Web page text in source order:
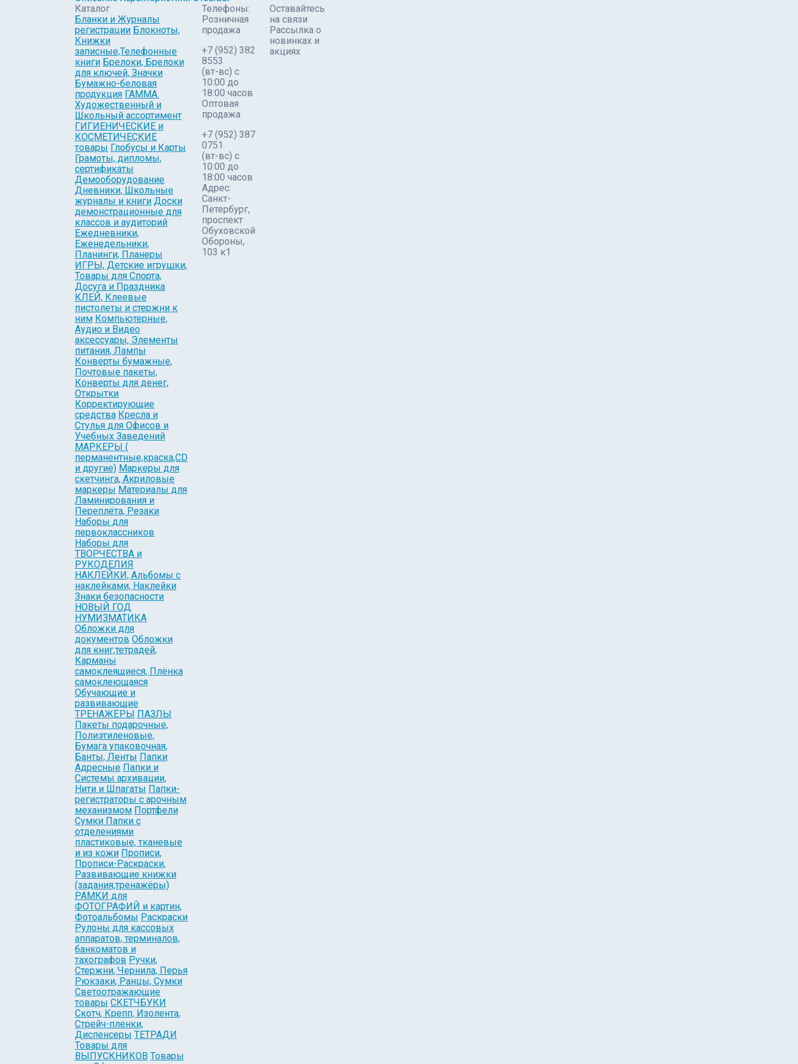
Каталог
Бланки и Журналы
регистрации Блокноты,
Книжки
записные,Телефонные
книги Брелоки, Брелоки
для ключей, Значки
Бумажно-беловая
продукция ГАММА.
Художественный и
Школьный ассортимент
ГИГИЕНИЧЕСКИЕ и
КОСМЕТИЧЕСКИЕ
товары Глобусы и Карты
Грамоты, дипломы,
сертификаты
Демооборудование
Дневники, Школьные
журналы и книги Доски
демонстрационные для
классов и аудиторий
Ежедневники,
Еженедельники,
Планинги, Планеры
ИГРЫ, Детские игрушки,
Товары для Спорта,
Досуга и Праздника
КЛЕЙ, Клеевые
пистолеты и стержни к
ним Компьютерные,
Аудио и Видео
аксессуары, Элементы
питания, Лампы
Конверты бумажные,
Почтовые пакеты,
Конверты для денег,
Открытки
Корректирующие
средства Кресла и
Стулья для Офисов и
Учебных Заведений
МАРКЕРЫ (
перманентные,краска,CD
и другие) Маркеры для
скетчинга, Акриловые
маркеры Материалы для
Ламинирования и
Переплёта, Резаки
Наборы для
первоклассников
Наборы для
ТВОРЧЕСТВА и
РУКОДЕЛИЯ
НАКЛЕЙКИ, Альбомы с
наклейками, Наклейки
Знаки безопасности
НОВЫЙ ГОД
НУМИЗМАТИКА
Обложки для
документов Обложки
для книг,тетрадей,
Карманы
самоклеящиеся, Плёнка
самоклеющаяся
Обучающие и
развивающие
ТРЕНАЖЁРЫ ПАЗЛЫ
Пакеты подарочные,
Полиэтиленовые,
Бумага упаковочная,
Банты, Ленты Папки
Адресные Папки и
Системы архивации,
Нити и Шпагаты Папки-
регистраторы с арочным
механизмом Портфели
Сумки Папки с
отделениями
пластиковые, тканевые
и из кожи Прописи,
Прописи-Раскраски,
Развивающие книжки
(задания,тренажёры)
РАМКИ для
ФОТОГРАФИЙ и картин,
Фотоальбомы Раскраски
Рулоны для кассовых
аппаратов, терминалов,
банкоматов и
тахографов Ручки,
Стержни, Чернила, Перья
Рюкзаки, Ранцы, Сумки
Светоотражающие
товары СКЕТЧБУКИ
Скотч, Крепп, Изолента,
Стрейч-пленки,
Диспенсеры ТЕТРАДИ
Товары для
ВЫПУСКНИКОВ Товары
Телефоны:
Розничная
продажа
+7 (952) 382
8553
(вт-вс) c
10:00 до
18:00 часов
Оптовая
продажа
+7 (952) 387
0751
(вт-вс) с
10:00 до
18:00 часов
Адрес:
Санкт-
Петербург,
проспект
Обуховской
Обороны,
103 к1
Оставайтесь
на связи
Рассылка о
новинках и
акциях